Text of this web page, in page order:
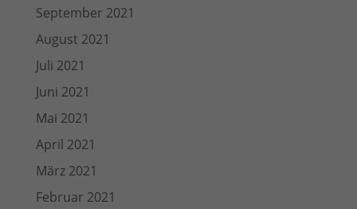
September 2021
August 2021
Juli 2021
Juni 2021
Mai 2021
April 2021
März 2021
Februar 2021